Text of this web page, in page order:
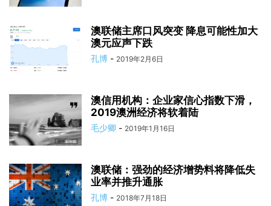
澳联储主席口风突变 降息可能性加大
澳元应声下跌
孔博 - 2019年2月6日
澳信用机构：企业家信心指数下滑，
2019澳洲经济将软着陆
毛少卿 - 2019年1月16日
澳联储：强劲的经济增势料将降低失
业率并推升通胀
孔博 - 2018年7月18日